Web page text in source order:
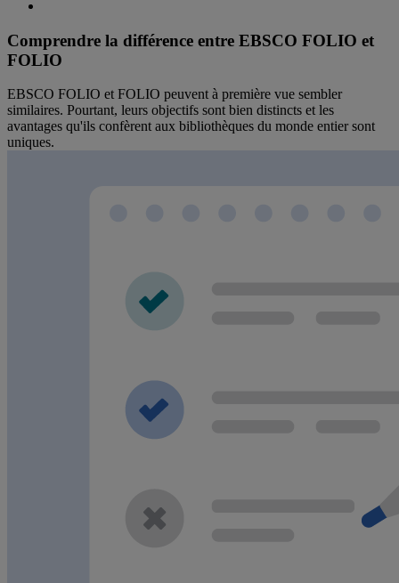
Comprendre la différence entre EBSCO FOLIO et
FOLIO
EBSCO FOLIO et FOLIO peuvent à première vue sembler
similaires. Pourtant, leurs objectifs sont bien distincts et les
avantages qu'ils confèrent aux bibliothèques du monde entier sont
uniques.